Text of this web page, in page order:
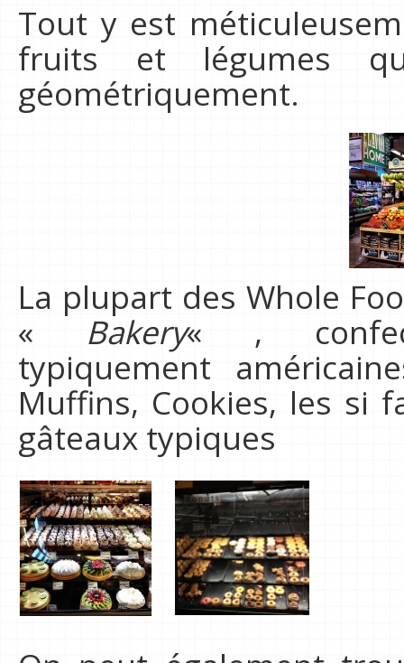
Tout y est
fruits et légumes
géométriquement.
La plupart des Whole
« Bakery« ,
typiquement
Muffins, Cookies, les si
gâteaux typiques